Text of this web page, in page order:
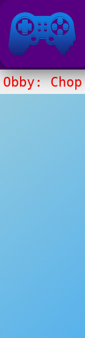
Juegos Friv 2017
Obby: